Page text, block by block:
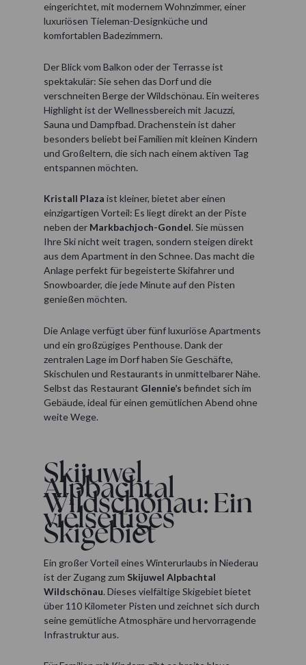
eingerichtet, mit modernem Wohnzimmer, einer
luxuriösen Tieleman-Designküche und
komfortablen Badezimmern.
Der Blick vom Balkon oder der Terrasse ist
spektakulär: Sie sehen das Dorf und die
verschneiten Berge der Wildschönau. Ein weiteres
Highlight ist der Wellnessbereich mit Jacuzzi,
Sauna und Dampfbad. Drachenstein ist daher
besonders beliebt bei Familien mit kleinen Kindern
und Großeltern, die sich nach einem aktiven Tag
entspannen möchten.
Kristall Plaza ist kleiner, bietet aber einen
einzigartigen Vorteil: Es liegt direkt an der Piste
neben der Markbachjoch-Gondel. Sie müssen
Ihre Ski nicht weit tragen, sondern steigen direkt
aus dem Apartment in den Schnee. Das macht die
Anlage perfekt für begeisterte Skifahrer und
Snowboarder, die jede Minute auf den Pisten
genießen möchten.
Die Anlage verfügt über fünf luxuriöse Apartments
und ein großzügiges Penthouse. Dank der
zentralen Lage im Dorf haben Sie Geschäfte,
Skischulen und Restaurants in unmittelbarer Nähe.
Selbst das Restaurant Glennie’s befindet sich im
Gebäude, ideal für einen gemütlichen Abend ohne
weite Wege.
Skijuwel
Alpbachtal
Wildschönau: Ein
vielseitiges
Skigebiet
Ein großer Vorteil eines Winterurlaubs in Niederau
ist der Zugang zum Skijuwel Alpbachtal
Wildschönau. Dieses vielfältige Skigebiet bietet
über 110 Kilometer Pisten und zeichnet sich durch
seine gemütliche Atmosphäre und hervorragende
Infrastruktur aus.